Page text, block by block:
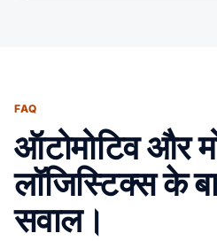
FAQ
ऑटोमोटिव और
लॉजिस्टिक्स के
सवाल।